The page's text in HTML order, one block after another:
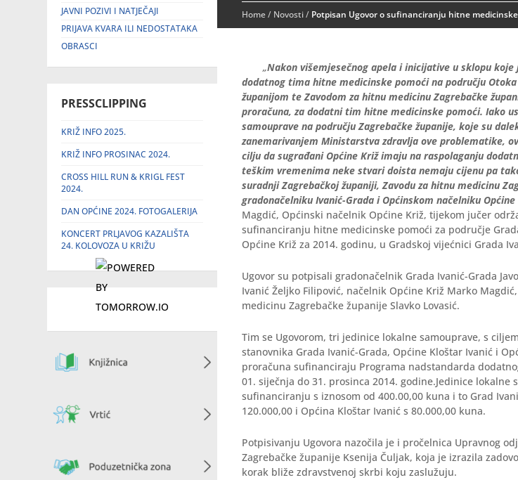
JAVNI POZIVI I NATJEČAJI
PRIJAVA KVARA ILI NEDOSTATAKA
OBRASCI
PRESSCLIPPING
KRIŽ INFO 2025.
KRIŽ INFO PROSINAC 2024.
CROSS HILL RUN & KRIGL FEST
2024.
DAN OPĆINE 2024. FOTOGALERIJA
KONCERT PRLJAVOG KAZALIŠTA
24. KOLOVOZA U KRIŽU
Home/ Novosti/ Potpisan Ugovor o sufinanciranju hitne
„Nakon višemjesečnog apela i inicijative u sklopu
dodatnog tima hitne medicinske pomoći na području
županijom te Zavodom za hitnu medicinu Zagrebačke
proračuna, za dodatni tim hitne medicinske pomoći. Iako
samouprave na području Zagrebačke županije, koje su
zanemarivanjem Ministarstva zdravlja ove problematike,
cilju da sugrađani Općine Križ imaju na raspolaganju
teškim vremenima neke stvari doista nemaju cijenu pa
suradnji Zagrebačkoj županiji, Zavodu za hitnu medicinu
gradonačelniku Ivanić-Grada i Općinskom načelniku
Magdić, Općinski načelnik Općine Križ, tijekom jučer
sufinanciranju hitne medicinske pomoći za područje
Općine Križ za 2014. godinu, u Gradskoj vijećnici Grada
Ugovor su potpisali gradonačelnik Grada Ivanić-Grada
Ivanić Željko Filipović, načelnik Općine Križ Marko
medicinu Zagrebačke županije Slavko Lovasić.
Tim se Ugovorom, tri jedinice lokalne samouprave, s
stanovnika Grada Ivanić-Grada, Općine Kloštar Ivanić i
proračuna sufinanciraju Programa nadstandarda
01. siječnja do 31. prosinca 2014. godine.Jedinice lokalne
sufinanciranju s iznosom od 400.00,00 kuna i to Grad
120.000,00 i Općina Kloštar Ivanić s 80.000,00 kuna.
Potpisivanju Ugovora nazočila je i pročelnica Upravnog
Zagrebačke županije Ksenija Čuljak, koja je izrazila
korak bliže zdravstvenoj skrbi koju zaslužuju.